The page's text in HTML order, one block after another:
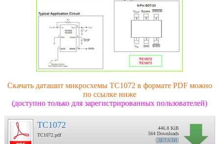
Скачать даташит микросхемы TC1072 в формате PDF можно
по ссылке ниже
(доступно только для зарегистрированных пользователей)
TC1072
TC1072.pdf
446.8 KiB
564 Downloads
ДЕТАЛИ